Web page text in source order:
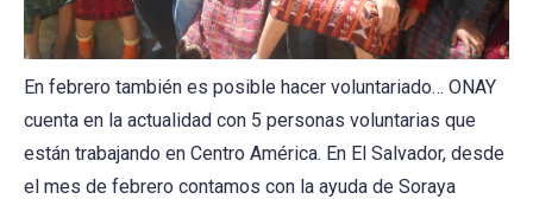
En febrero también es posible hacer voluntariado… ONAY
cuenta en la actualidad con 5 personas voluntarias que
están trabajando en Centro América. En El Salvador, desde
el mes de febrero contamos con la ayuda de Soraya